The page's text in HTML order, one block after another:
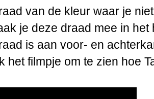
van de kleur waar je
je deze draad mee in het
is aan voor- en
het filmpje om te zien hoe